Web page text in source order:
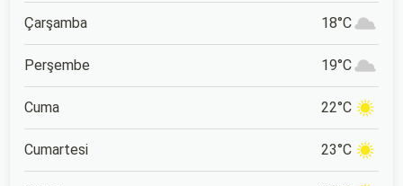
Çarşamba 18°C
Perşembe 19°C
Cuma 22°C
Cumartesi 23°C